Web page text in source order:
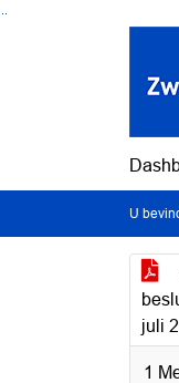
Ga naar de inhoud van
Ga naar het zoeken
Ga naar het menu
U
juli
1